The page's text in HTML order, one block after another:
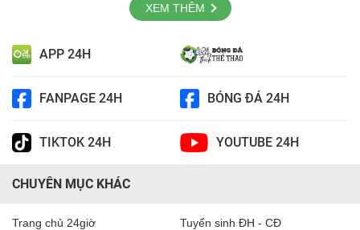
XEM THÊM
APP 24H
FANPAGE 24H BÓNG ĐÁ 24H
TIKTOK 24H YOUTUBE 24H
CHUYÊN MỤC KHÁC
Trang chủ 24giờ Tuyển sinh ĐH - CĐ